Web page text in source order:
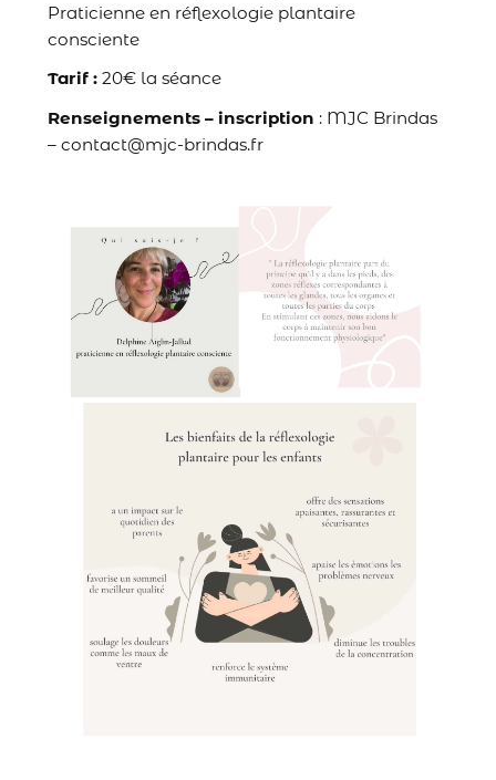
Praticienne en réflexologie plantaire
consciente
Tarif :20€ la séance
Renseignements – inscription : MJC Brindas
– contact@mjc-brindas.fr